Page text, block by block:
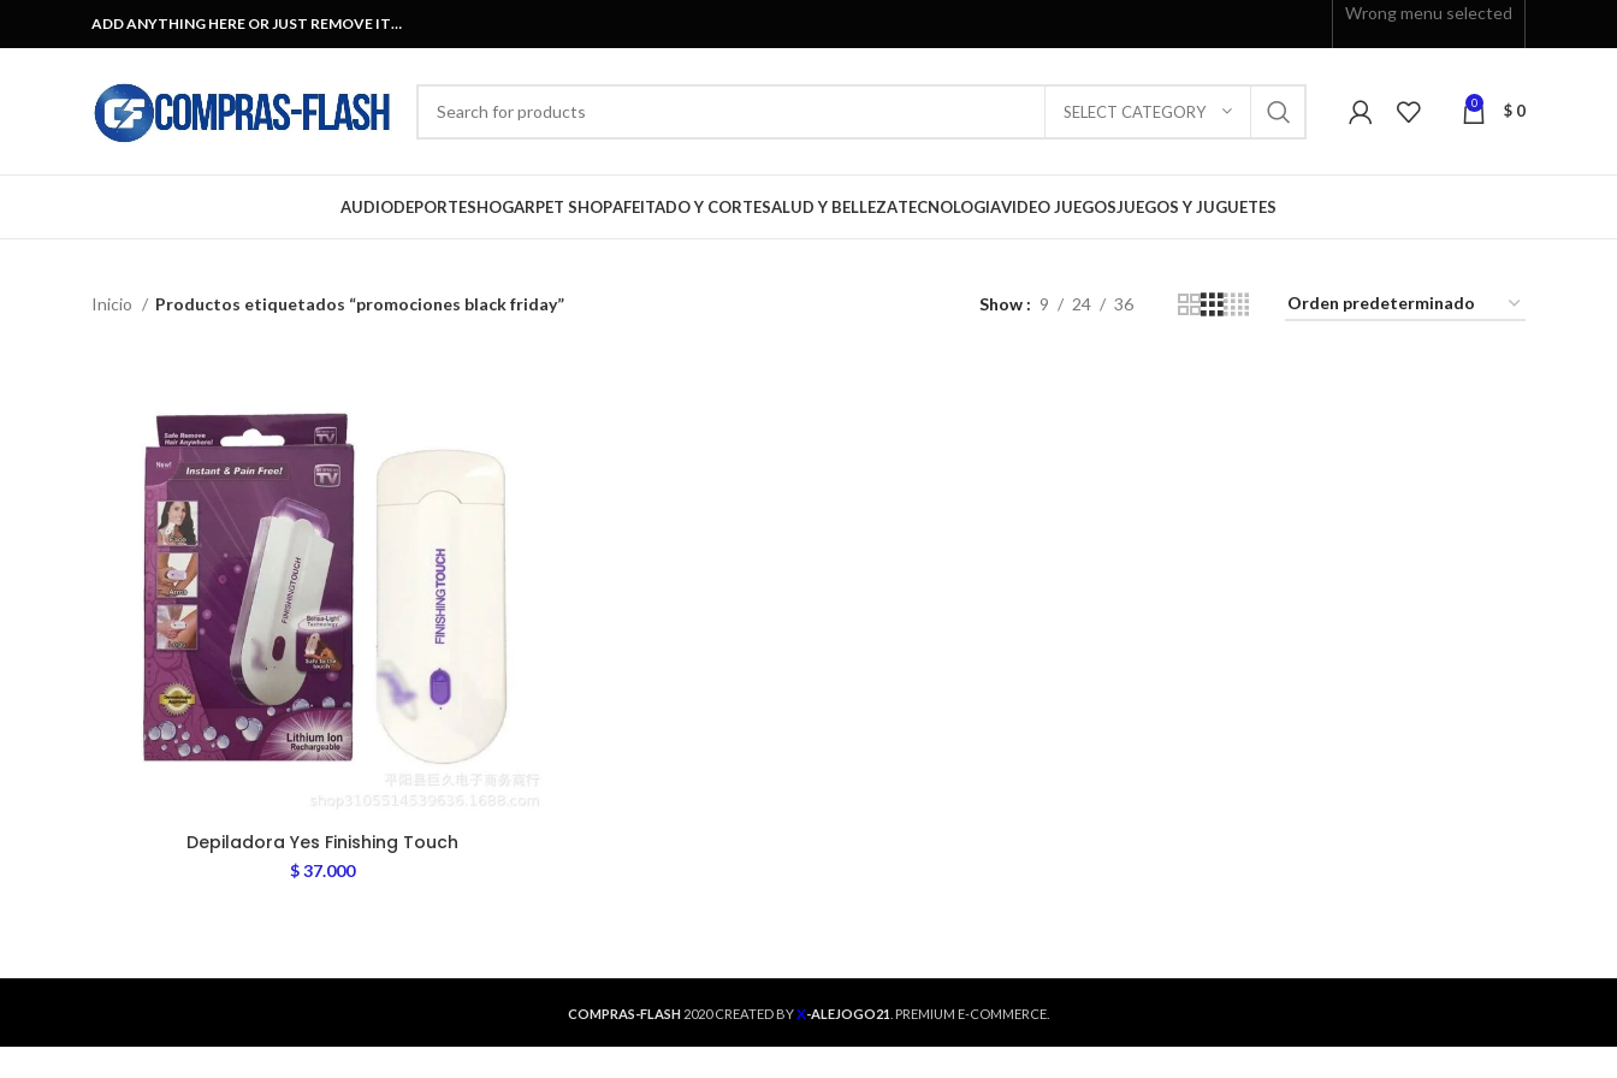
ADD ANYTHING HERE OR JUST REMOVE IT…
Wrong menu selected
SELECT CATEGORY 0 $ 0
AUDIODEPORTESHOGARPET SHOPAFEITADO Y CORTESALUD Y BELLEZATECNOLOGIAVIDEO JUEGOSJUEGOS Y JUGUETES
Inicio Productos etiquetados “promociones black friday” Show 9 24 36
Depiladora Yes Finishing Touch
$37.000
COMPRAS-FLASH 2020 CREATED BYX-ALEJOGO21 . PREMIUM E-COMMERCE.